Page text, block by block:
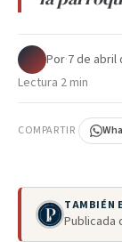
Por·7 de abril
Lectura 2 min
COMPARTIR
TAMBIÉN
Publicada